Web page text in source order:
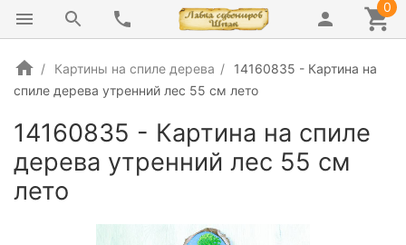
0
Картины на спиле дерева
14160835 - Картина на
спиле дерева утренний лес 55 см лето
14160835 - Картина на спиле
дерева утренний лес 55 см
лето